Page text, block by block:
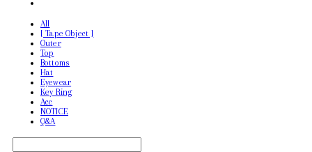
All
[ Tape Object ]
Outer
Top
Bottoms
Hat
Eyewear
Key Ring
Acc
NOTICE
Q&A